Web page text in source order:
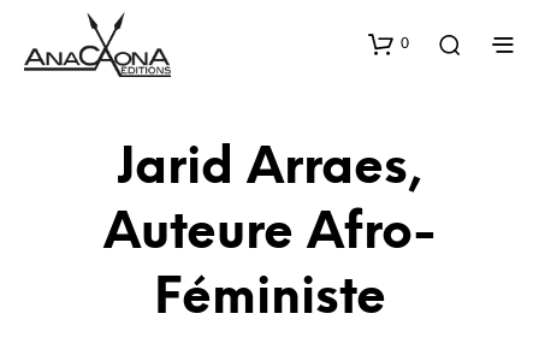
0
Jarid Arraes,
Auteure Afro-
Féministe